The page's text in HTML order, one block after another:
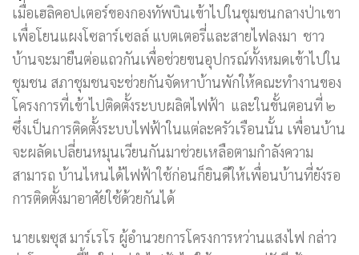
เมื่อเฮลิคอปเตอร์ของกองทัพบินเข้าไปในชุมชนกลางป่าเขา
เพื่อโยนแผงโซลาร์เซลล์ แบตเตอรี่และสายไฟลงมา ชาว
บ้านจะมายืนต่อแถวกันเพื่อช่วยขนอุปกรณ์ทั้งหมดเข้าไปใน
ชุมชน สภาชุมชนจะช่วยกันจัดหาบ้านพักให้คณะทำงานของ
โครงการที่เข้าไปติดตั้งระบบผลิตไฟฟ้า และในขั้นตอนที่ ๒
ซึ่งเป็นการติดตั้งระบบไฟฟ้าในแต่ละครัวเรือนนั้น เพื่อนบ้าน
จะผลัดเปลี่ยนหมุนเวียนกันมาช่วยเหลือตามกำลังความ
สามารถ บ้านไหนได้ไฟฟ้าใช้ก่อนก็ยินดีให้เพื่อนบ้านที่ยังรอ
การติดตั้งมาอาศัยใช้ด้วยกันได้
นายเฆซุส มาร์เรโร ผู้อำนวยการโครงการหว่านแสงไฟ กล่าว